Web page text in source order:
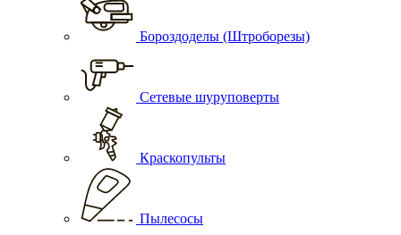
Бороздоделы (Штроборезы)
Сетевые шуруповерты
Краскопульты
Пылесосы